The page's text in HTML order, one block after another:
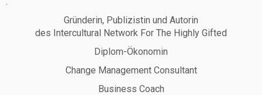
Gründerin, Publizistin und Autorin
des Intercultural Network For The Highly Gifted
Diplom-Ökonomin
Change Management Consultant
Business Coach